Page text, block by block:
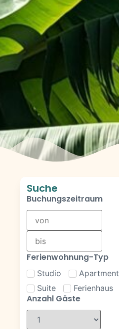
Suche
Buchungszeitraum
Ferienwohnung-Typ
Studio Apartment
Suite
Ferienhaus
Anzahl Gäste